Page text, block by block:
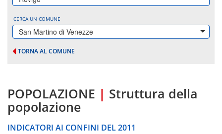
CERCA UN COMUNE
San Martino di Venezze
TORNA AL COMUNE
POPOLAZIONE | Struttura della
popolazione
INDICATORI AI CONFINI DEL 2011